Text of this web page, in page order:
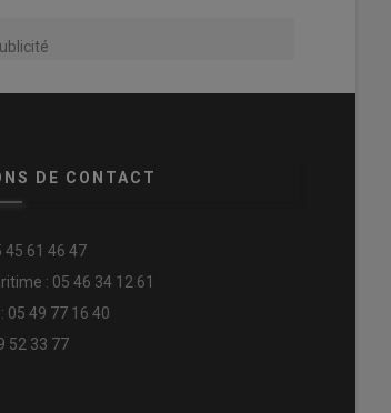
DE CONTACT
45 61 46 47
: 05 46 34 12 61
05 49 77 16 40
52 33 77